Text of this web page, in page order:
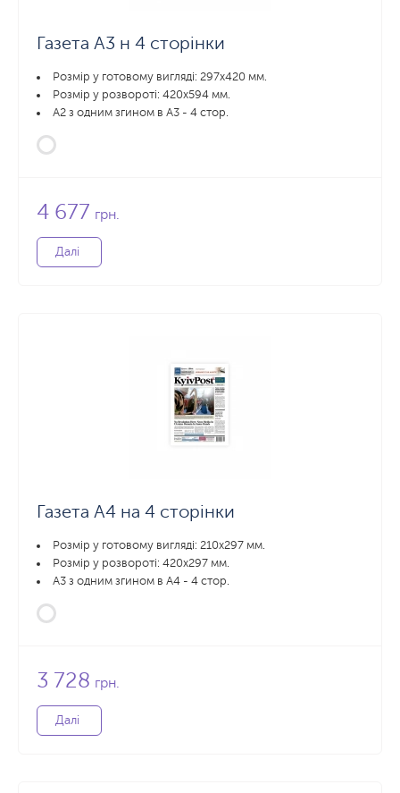
Газета А3 н 4 сторінки
Розмір у готовому вигляді: 297х420 мм.
Розмір у розвороті: 420х594 мм.
А2 з одним згином в А3 - 4 стор.
4 677 грн.
Далі
Газета А4 на 4 сторінки
Розмір у готовому вигляді: 210х297 мм.
Розмір у розвороті: 420х297 мм.
А3 з одним згином в А4 - 4 стор.
3 728 грн.
Далі